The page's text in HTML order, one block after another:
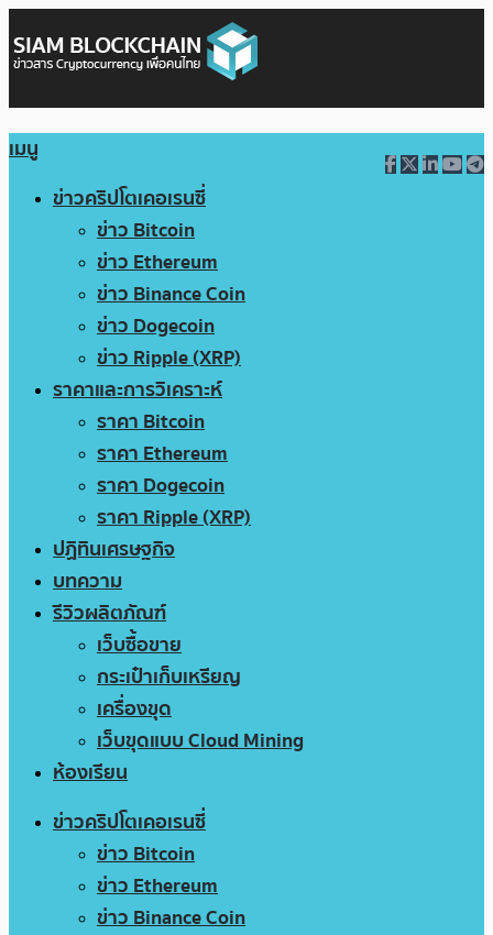
เมนู
ข่าวคริปโตเคอเรนซี่
ข่าว Bitcoin
ข่าว Ethereum
ข่าว Binance Coin
ข่าว Dogecoin
ข่าว Ripple (XRP)
ราคาและการวิเคราะห์
ราคา Bitcoin
ราคา Ethereum
ราคา Dogecoin
ราคา Ripple (XRP)
ปฏิทินเศรษฐกิจ
บทความ
รีวิวผลิตภัณฑ์
เว็บซื้อขาย
กระเป๋าเก็บเหรียญ
เครื่องขุด
เว็บขุดแบบ Cloud Mining
ห้องเรียน
ข่าวคริปโตเคอเรนซี่
ข่าว Bitcoin
ข่าว Ethereum
ข่าว Binance Coin